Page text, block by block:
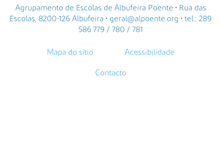
Agrupamento de Escolas de Albufeira Poente • Rua das
Escolas, 8200-126 Albufeira • geral@alpoente.org • tel.: 289
586 779 / 780 / 781
Mapa do sítio Acessibilidade
Contacto